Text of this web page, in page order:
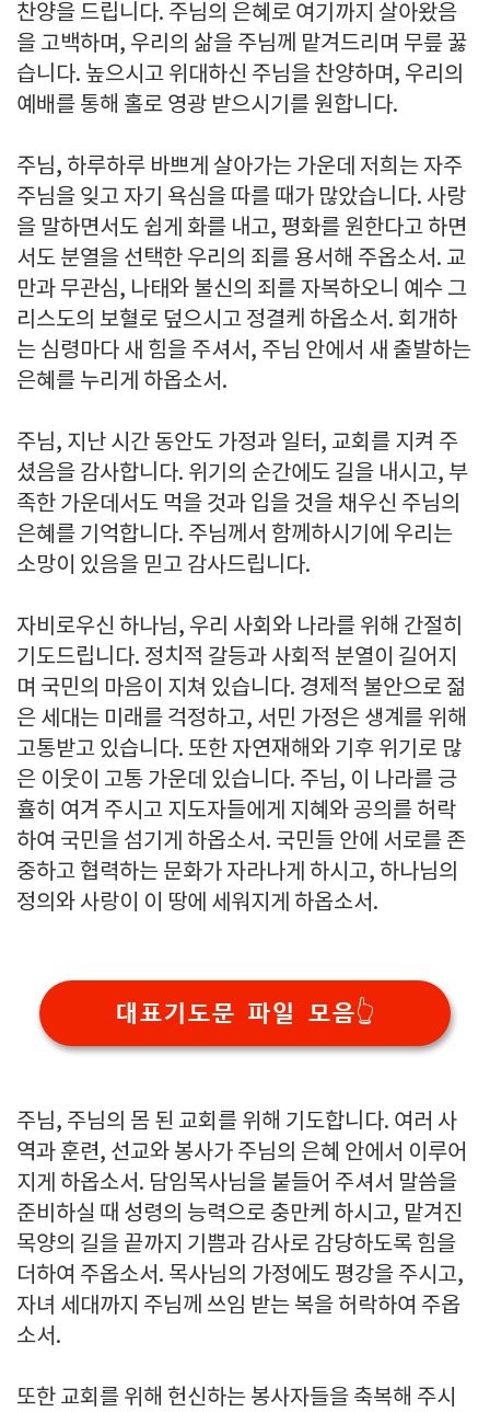
찬양을 드립니다. 주님의 은혜로 여기까지 살아왔음
을 고백하며, 우리의 삶을 주님께 맡겨드리며 무릎 꿇
습니다. 높으시고 위대하신 주님을 찬양하며, 우리의
예배를 통해 홀로 영광 받으시기를 원합니다.
주님, 하루하루 바쁘게 살아가는 가운데 저희는 자주
주님을 잊고 자기 욕심을 따를 때가 많았습니다. 사랑
을 말하면서도 쉽게 화를 내고, 평화를 원한다고 하면
서도 분열을 선택한 우리의 죄를 용서해 주옵소서. 교
만과 무관심, 나태와 불신의 죄를 자복하오니 예수 그
리스도의 보혈로 덮으시고 정결케 하옵소서. 회개하
는 심령마다 새 힘을 주셔서, 주님 안에서 새 출발하는
은혜를 누리게 하옵소서.
주님, 지난 시간 동안도 가정과 일터, 교회를 지켜 주
셨음을 감사합니다. 위기의 순간에도 길을 내시고, 부
족한 가운데서도 먹을 것과 입을 것을 채우신 주님의
은혜를 기억합니다. 주님께서 함께하시기에 우리는
소망이 있음을 믿고 감사드립니다.
자비로우신 하나님, 우리 사회와 나라를 위해 간절히
기도드립니다. 정치적 갈등과 사회적 분열이 길어지
며 국민의 마음이 지쳐 있습니다. 경제적 불안으로 젊
은 세대는 미래를 걱정하고, 서민 가정은 생계를 위해
고통받고 있습니다. 또한 자연재해와 기후 위기로 많
은 이웃이 고통 가운데 있습니다. 주님, 이 나라를 긍
휼히 여겨 주시고 지도자들에게 지혜와 공의를 허락
하여 국민을 섬기게 하옵소서. 국민들 안에 서로를 존
중하고 협력하는 문화가 자라나게 하시고, 하나님의
정의와 사랑이 이 땅에 세워지게 하옵소서.
대표기도문 파일 모음👆️
주님, 주님의 몸 된 교회를 위해 기도합니다. 여러 사
역과 훈련, 선교와 봉사가 주님의 은혜 안에서 이루어
지게 하옵소서. 담임목사님을 붙들어 주셔서 말씀을
준비하실 때 성령의 능력으로 충만케 하시고, 맡겨진
목양의 길을 끝까지 기쁨과 감사로 감당하도록 힘을
더하여 주옵소서. 목사님의 가정에도 평강을 주시고,
자녀 세대까지 주님께 쓰임 받는 복을 허락하여 주옵
소서.
또한 교회를 위해 헌신하는 봉사자들을 축복해 주시